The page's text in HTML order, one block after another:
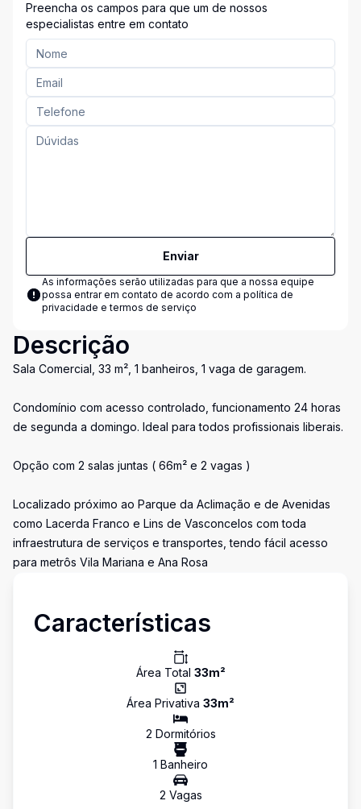
Preencha os campos para que um de nossos
especialistas entre em contato
Enviar
As informações serão utilizadas para que a nossa equipe
possa entrar em contato de acordo com a política de
privacidade e termos de serviço
Descrição
Sala Comercial, 33 m², 1 banheiros, 1 vaga de garagem.
Condomínio com acesso controlado, funcionamento 24 horas
de segunda a domingo. Ideal para todos profissionais liberais.
Opção com 2 salas juntas ( 66m² e 2 vagas )
Localizado próximo ao Parque da Aclimação e de Avenidas
como Lacerda Franco e Lins de Vasconcelos com toda
infraestrutura de serviços e transportes, tendo fácil acesso
para metrôs Vila Mariana e Ana Rosa
Características
Área Total 33m²
Área Privativa 33m²
2 Dormitórios
1 Banheiro
2 Vagas